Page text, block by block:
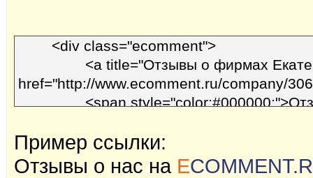
Пример ссылки:
Отзывы o наc на E